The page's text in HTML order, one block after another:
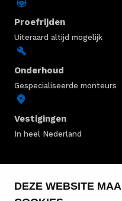
DEZE WEBSITE
Proefrijden
Uiteraard altijd mogelijk
Onderhoud
Gespecialiseerde monteurs
Vestigingen
In heel Nederland